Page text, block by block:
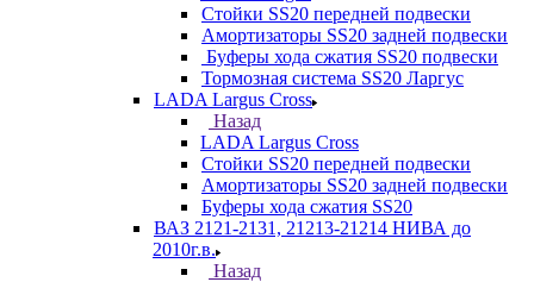
Стойки SS20 передней подвески
Амортизаторы SS20 задней подвески
Буферы хода сжатия SS20 подвески
Тормозная система SS20 Ларгус
LADA Largus Cross
Назад
LADA Largus Cross
Стойки SS20 передней подвески
Амортизаторы SS20 задней подвески
Буферы хода сжатия SS20
ВАЗ 2121-2131, 21213-21214 НИВА до
2010г.в.
Назад